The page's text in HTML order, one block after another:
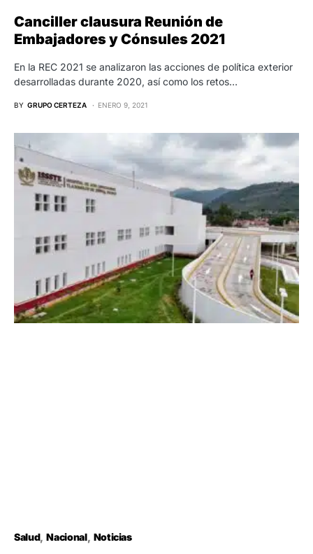
Canciller clausura Reunión de
Embajadores y Cónsules 2021
En la REC 2021 se analizaron las acciones de política exterior
desarrolladas durante 2020, así como los retos…
BY GRUPO CERTEZA ENERO 9, 2021
Salud Nacional Noticias